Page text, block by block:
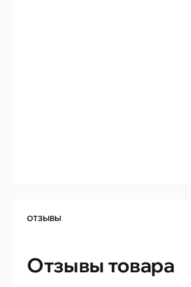
ОТЗЫВЫ
Отзывы товара